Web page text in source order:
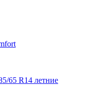
65 R14 летние